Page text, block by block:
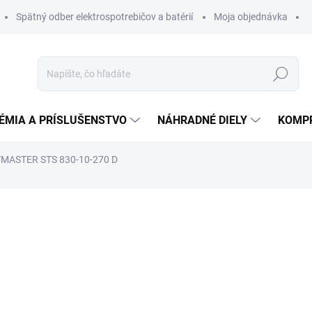
Spätný odber elektrospotrebičov a batérií Moja objednávka
Hľadať
A PRÍSLUŠENSTVO NÁHRADNÉ DIELY
STS 830-10-270 D